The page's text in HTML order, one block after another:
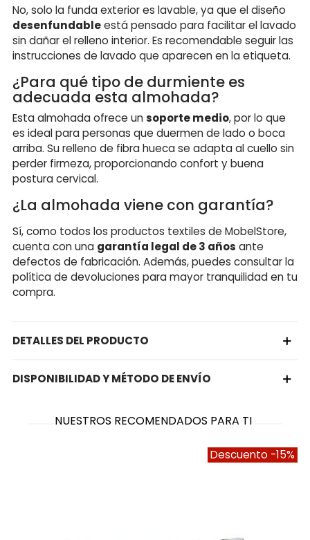
No, solo la funda exterior es lavable, ya que el diseño
desenfundableestá pensado para facilitar el lavado
sin dañar el relleno interior. Es recomendable seguir las
instrucciones de lavado que aparecen en la etiqueta.
¿Para qué tipo de durmiente es
adecuada esta almohada?
Esta almohada ofrece unsoporte medio, por lo que
es ideal para personas que duermen de lado o boca
arriba. Su relleno de fibra hueca se adapta al cuello sin
perder firmeza, proporcionando confort y buena
postura cervical.
¿La almohada viene con garantía?
Sí, como todos los productos textiles de MobelStore,
cuenta con una garantía legal de 3 años ante
defectos de fabricación. Además, puedes consultar la
política de devoluciones para mayor tranquilidad en tu
compra.
DETALLES DEL PRODUCTO
DISPONIBILIDAD Y MÉTODO DE ENVÍO
NUESTROS RECOMENDADOS PARA TI
Descuento -15%